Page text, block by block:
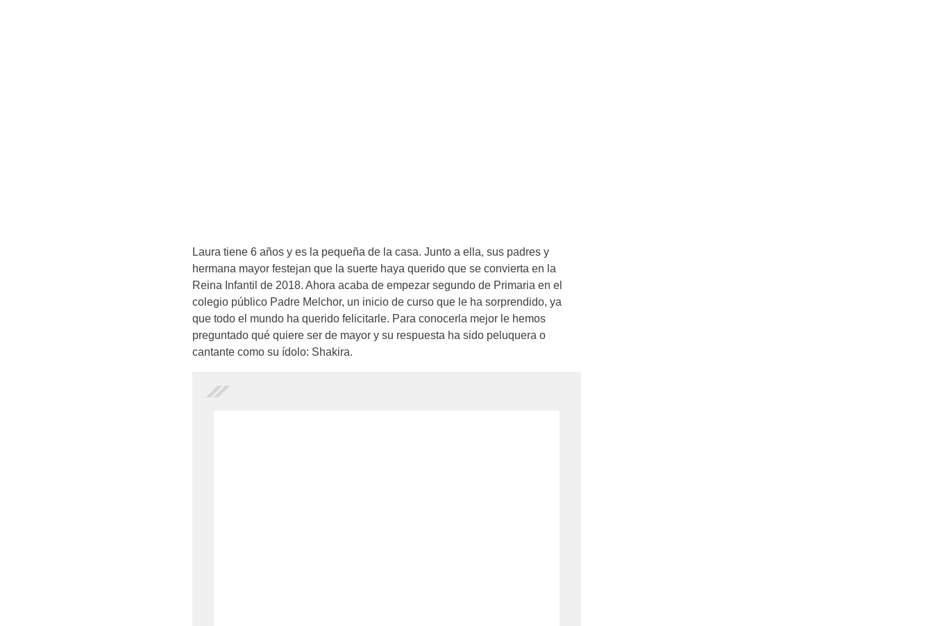
Laura tiene 6 años y es la pequeña de la casa. Junto a ella, sus padres y
hermana mayor festejan que la suerte haya querido que se convierta en la
Reina Infantil de 2018. Ahora acaba de empezar segundo de Primaria en el
colegio público Padre Melchor, un inicio de curso que le ha sorprendido, ya
que todo el mundo ha querido felicitarle. Para conocerla mejor le hemos
preguntado qué quiere ser de mayor y su respuesta ha sido peluquera o
cantante como su ídolo: Shakira.